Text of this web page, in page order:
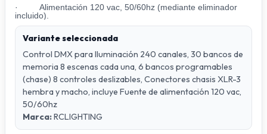
· Alimentación 120 vac, 50/60hz (mediante eliminador
incluido).
Variante seleccionada
Control DMX para Iluminación 240 canales, 30 bancos de
memoria 8 escenas cada una, 6 bancos programables
(chase) 8 controles deslizables, Conectores chasis XLR-3
hembra y macho, incluye Fuente de alimentación 120 vac,
50/60hz
Marca:RCLIGHTING